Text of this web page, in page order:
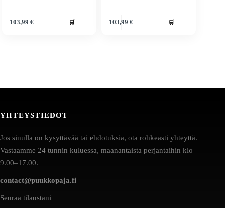
103,99€ 🛒 103,99€ 🛒
YHTEYSTIEDOT
Jos sinulla on kysyttävää tai ehdotuksia, ota rohkeasti yhteyttä.
Vastaamme 24 tunnin kuluessa, maanantaista perjantaihin klo
9.00–17.00.
contact@puukkopaja.fi
Seuraa tilaustani